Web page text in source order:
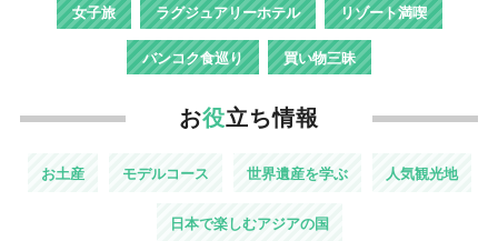
女子旅 ラグジュアリーホテル リゾート満喫
バンコク食巡り 買い物三昧
お役立ち情報
お土産 モデルコース 世界遺産を学ぶ 人気観光地
日本で楽しむアジアの国